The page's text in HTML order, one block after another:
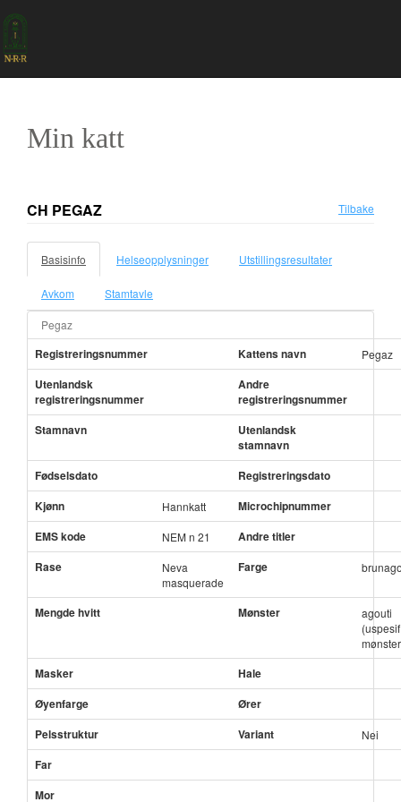
Min katt
CH PEGAZ Tilbake
Basisinfo Helseopplysninger Utstillingsresultater
Avkom Stamtavle
Pegaz
Registreringsnummer Kattens navn Pegaz
Utenlandsk
registreringsnummer
Andre
registreringsnummer
Stamnavn
Utenlandsk
stamnavn
Fødselsdato
Registreringsdato
Kjønn
Hannkatt
Microchipnummer
EMS kode
NEM n 21
Andre titler
Rase
Neva
masquerade
Farge
Mengde hvitt Mønster
agouti
Masker
Hale
Øyenfarge
Ører
Pelsstruktur
Variant Nei
Far
Mor